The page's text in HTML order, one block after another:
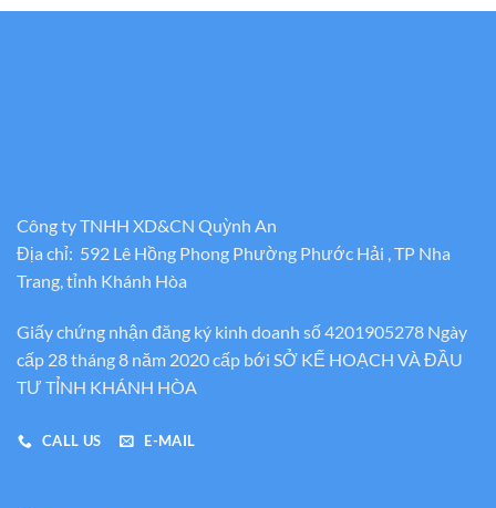
Công ty TNHH XD&CN Quỳnh An
Địa chỉ: 592 Lê Hồng Phong Phường Phước Hải , TP Nha
Trang, tỉnh Khánh Hòa
Giấy chứng nhận đăng ký kinh doanh số 4201905278 Ngày
cấp 28 tháng 8 năm 2020 cấp bới SỞ KẾ HOẠCH VÀ ĐẦU
TƯ TỈNH KHÁNH HÒA
CALL US E-MAIL